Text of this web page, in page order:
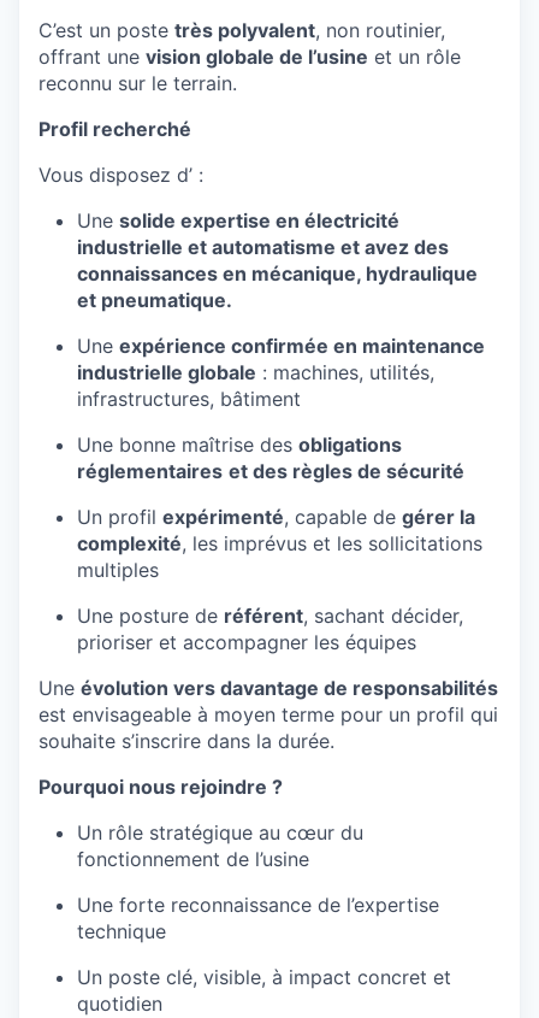
C’est un poste très polyvalent, non routinier,
offrant une vision globale de l’usine et un rôle
reconnu sur le terrain.
Profil recherché
Vous disposez d’ :
Une solide expertise en électricité
industrielle et automatisme et avez des
connaissances en mécanique, hydraulique
et pneumatique.
Une expérience confirmée en maintenance
industrielle globale : machines, utilités,
infrastructures, bâtiment
Une bonne maîtrise des obligations
réglementaires et des règles de sécurité
Un profil expérimenté, capable de gérer la
complexité, les imprévus et les sollicitations
multiples
Une posture de référent, sachant décider,
prioriser et accompagner les équipes
Une évolution vers davantage de responsabilités
est envisageable à moyen terme pour un profil qui
souhaite s’inscrire dans la durée.
Pourquoi nous rejoindre ?
Un rôle stratégique au cœur du
fonctionnement de l’usine
Une forte reconnaissance de l’expertise
technique
Un poste clé, visible, à impact concret et
quotidien